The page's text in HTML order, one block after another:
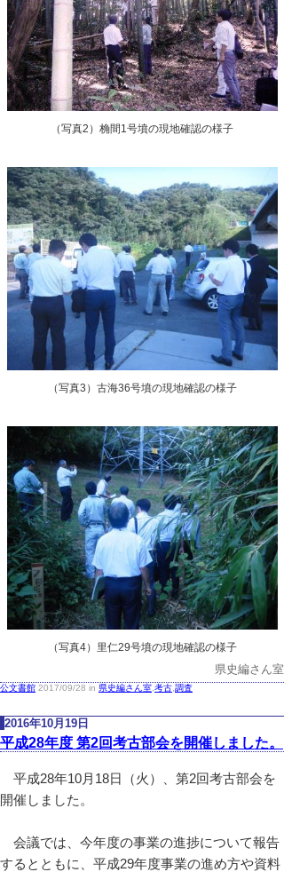
（写真2）桷間1号墳の現地確認の様子
（写真3）古海36号墳の現地確認の様子
（写真4）里仁29号墳の現地確認の様子
県史編さん室
公文書館 2017/09/28 in 県史編さん室 考古 調査
2016年10月19日
平成28年度 第2回考古部会を開催しました。
平成28年10月18日（火）、第2回考古部会を
開催しました。
会議では、今年度の事業の進捗について報告
するとともに、平成29年度事業の進め方や資料